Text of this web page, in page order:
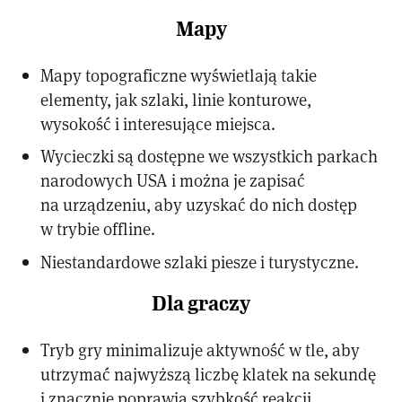
Mapy
Mapy topograficzne wyświetlają takie
elementy, jak szlaki, linie konturowe,
wysokość i interesujące miejsca.
Wycieczki są dostępne we wszystkich parkach
narodowych USA i można je zapisać
na urządzeniu, aby uzyskać do nich dostęp
w trybie offline.
Niestandardowe szlaki piesze i turystyczne.
Dla graczy
Tryb gry minimalizuje aktywność w tle, aby
utrzymać najwyższą liczbę klatek na sekundę